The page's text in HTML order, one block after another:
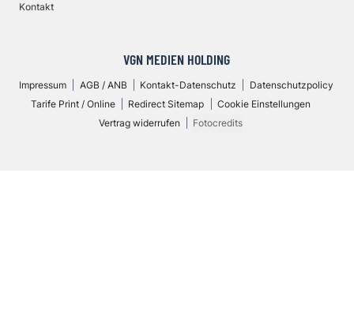
Kontakt
VGN MEDIEN HOLDING
Impressum AGB / ANB Kontakt-Datenschutz
Datenschutzpolicy
Tarife Print / Online
Redirect Sitemap
Cookie Einstellungen
Vertrag widerrufen
Fotocredits